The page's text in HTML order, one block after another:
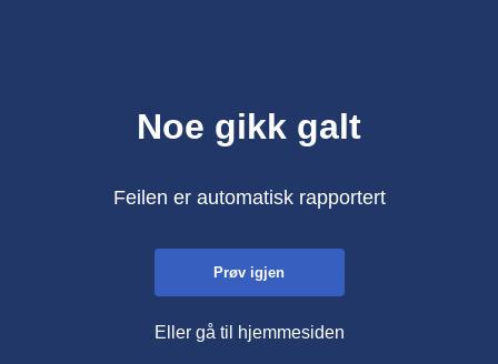
Noe gikk galt
Feilen er automatisk rapportert
Prøv igjen
Eller gå til hjemmesiden